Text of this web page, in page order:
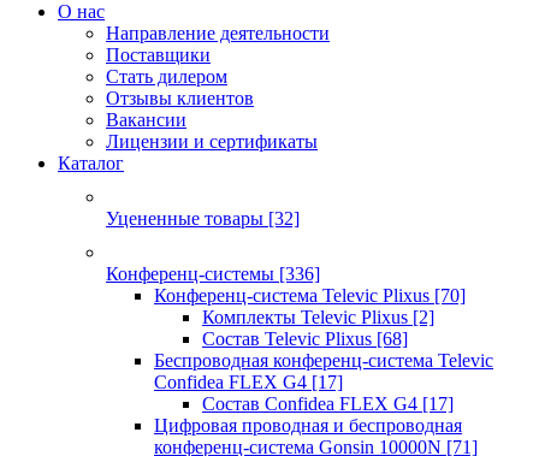
О нас
Направление деятельности
Поставщики
Стать дилером
Отзывы клиентов
Вакансии
Лицензии и сертификаты
Каталог
Уцененные товары [32]
Конференц-системы [336]
Конференц-система Televic Plixus [70]
Комплекты Televic Plixus [2]
Состав Televic Plixus [68]
Беспроводная конференц-система Televic
Confidea FLEX G4 [17]
Состав Confidea FLEX G4 [17]
Цифровая проводная и беспроводная
конференц-система Gonsin 10000N [71]